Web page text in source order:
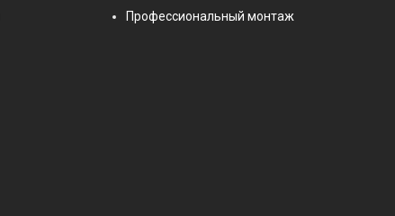
Профессиональный монтаж